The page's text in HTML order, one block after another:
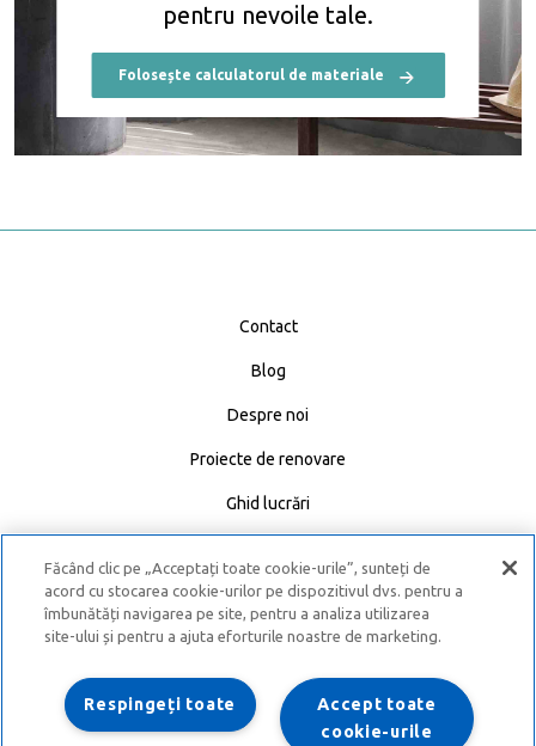
pentru nevoile tale.
Folosește calculatorul de materiale
Contact
Blog
Despre noi
Proiecte de renovare
Ghid lucrări
Caută Expert
Termeni și condiții
Făcând clic pe „Acceptați toate cookie-urile”, sunteți de
acord cu stocarea cookie-urilor pe dispozitivul dvs. pentru a
îmbunătăți navigarea pe site, pentru a analiza utilizarea
site-ului și pentru a ajuta eforturile noastre de marketing.
Accept toate
cookie-urile
Respingeți toate